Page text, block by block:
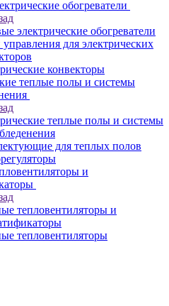
обогреватели
электрические обогреватели
для электрических
конвекторы
теплые полы и системы
теплые полы и системы
для теплых полов
и
тепловентиляторы и
тепловентиляторы